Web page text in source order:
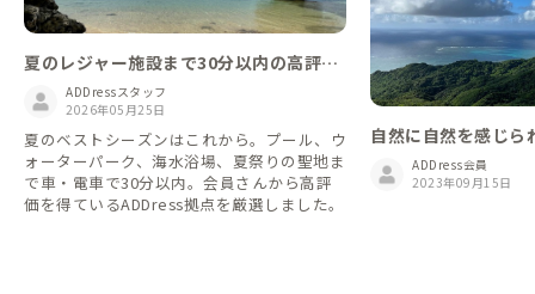
夏のレジャー施設まで30分以内の高評価
の家
ADDressスタッフ
2026年05月25日
夏のベストシーズンはこれから。プール、ウ
ォーターパーク、海水浴場、夏祭りの聖地ま
で車・電車で30分以内。会員さんから高評
価を得ているADDress拠点を厳選しました。
自然に自然を感じら
ADDress会員
2023年09月15日